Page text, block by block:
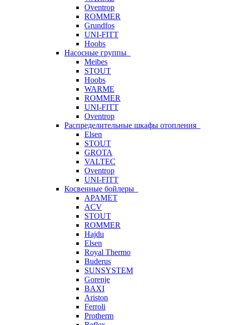
Oventrop
ROMMER
Grundfos
UNI-FITT
Hoobs
Насосные группы
Meibes
STOUT
Hoobs
WARME
ROMMER
UNI-FITT
Oventrop
Распределительные шкафы отопления
Elsen
STOUT
GROTA
VALTEC
Oventrop
UNI-FITT
Косвенные бойлеры
APAMET
ACV
STOUT
ROMMER
Hajdu
Elsen
Royal Thermo
Buderus
SUNSYSTEM
Gorenje
BAXI
Ariston
Ferroli
Protherm